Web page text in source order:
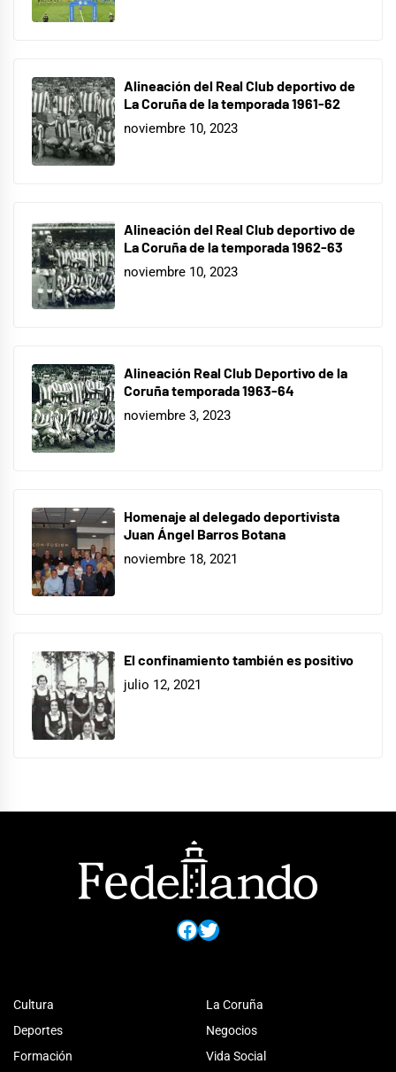
Alineación del Real Club deportivo de
La Coruña de la temporada 1961-62
noviembre 10, 2023
Alineación del Real Club deportivo de
La Coruña de la temporada 1962-63
noviembre 10, 2023
Alineación Real Club Deportivo de la
Coruña temporada 1963-64
noviembre 3, 2023
Homenaje al delegado deportivista
Juan Ángel Barros Botana
noviembre 18, 2021
El confinamiento también es positivo
julio 12, 2021
Facebook
Twitter
Cultura
Deportes
Formación
La Coruña
Negocios
Vida Social